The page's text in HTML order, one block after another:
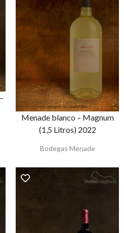
Menade blanco – Magnum
(1,5 Litros) 2022
Bodegas Menade